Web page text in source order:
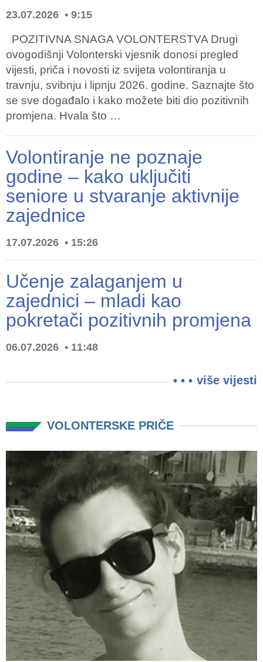
23.07.2026 9:15
POZITIVNA SNAGA VOLONTERSTVA Drugi
ovogodišnji Volonterski vjesnik donosi pregled
vijesti, priča i novosti iz svijeta volontiranja u
travnju, svibnju i lipnju 2026. godine. Saznajte što
se sve događalo i kako možete biti dio pozitivnih
promjena. Hvala što …
Volontiranje ne poznaje
godine – kako uključiti
seniore u stvaranje aktivnije
zajednice
17.07.2026 15:26
Učenje zalaganjem u
zajednici – mladi kao
pokretači pozitivnih promjena
06.07.2026 11:48
više vijesti
VOLONTERSKE PRIČE